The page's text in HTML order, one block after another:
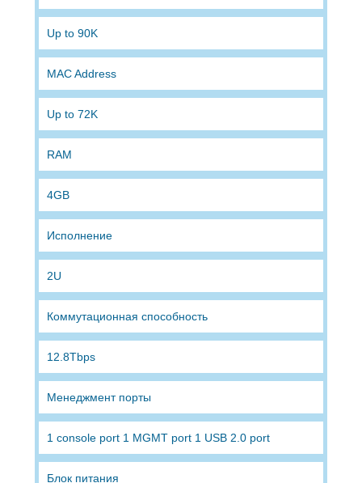
Up to 90K
MAC Address
Up to 72K
RAM
4GB
Исполнение
2U
Коммутационная способность
12.8Tbps
Менеджмент порты
1 console port 1 MGMT port 1 USB 2.0 port
Блок питания